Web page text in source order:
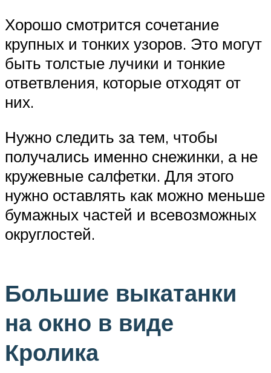
Хорошо смотрится сочетание
крупных и тонких узоров. Это могут
быть толстые лучики и тонкие
ответвления, которые отходят от
них.
Нужно следить за тем, чтобы
получались именно снежинки, а не
кружевные салфетки. Для этого
нужно оставлять как можно меньше
бумажных частей и всевозможных
округлостей.
Большие выкатанки
на окно в виде
Кролика